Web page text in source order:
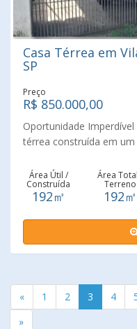
Casa Térrea em
SP
Preço
R$ 850.000,00
Oportunidade Imperdível
térrea construída em
de estar Cozinha
garagem Localização
saída, em uma área
metros da Rua Carlos
(metrô). Fácil acesso às
comércio e serviços na
Área Útil /
Construída
192㎡
Área
Terreno
192㎡
« 1 2 3 4
»